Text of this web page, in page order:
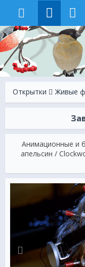
Открытки Живые
Анимационные и
апельсин /